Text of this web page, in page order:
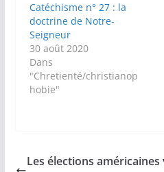
Catéchisme n° 27 : la
doctrine de Notre-
Seigneur
30 août 2020
Dans
"Chretienté/christianop
hobie"
Les élections